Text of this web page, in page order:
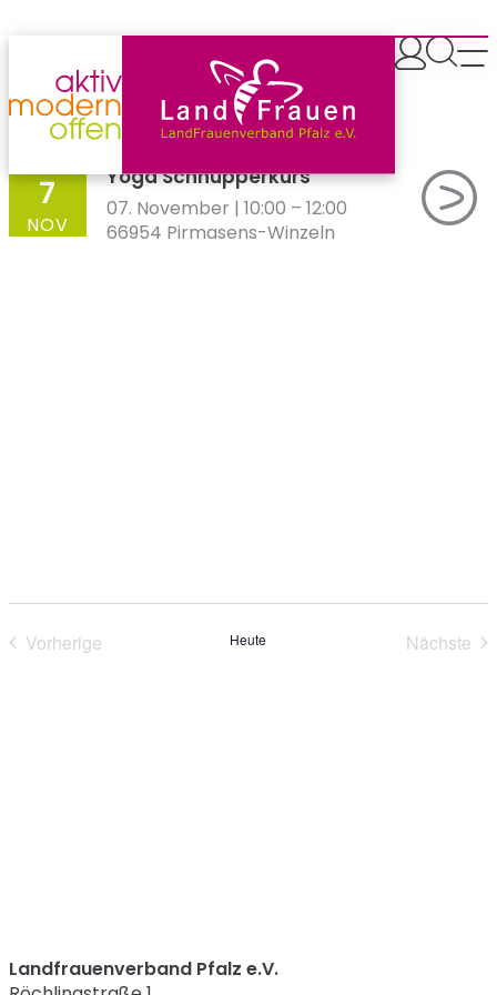
springen
Yoga Schnupperkurs
07. November | 10:00 – 12:00
66954 Pirmasens-Winzeln
7
NOV
Vorherige
Heute
Nächste
Landfrauenverband Pfalz e.V.